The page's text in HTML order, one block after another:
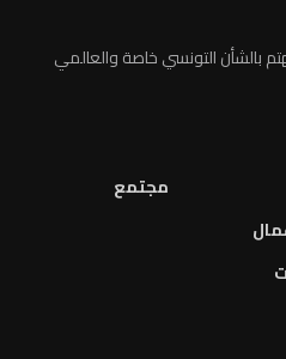
بالشأن التونسي خاصة والعالمي
مجتمع